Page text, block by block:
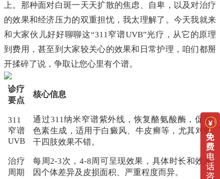
上。那种面对白斑一天天扩散的焦虑、自卑，以及对治疗
的效果和经济压力的双重担忧，我太理解了。今天我就来
和大家伙儿好好聊聊这“311窄谱UVB”光疗，从它的原理
到费用，甚至到大家较关心的效果和日常护理，咱们都掰
开揉碎了说，争取让您心里有个谱。
诊疗
要点
核心信息
311
窄谱
UVB
通过311纳米窄谱紫外线，恢复酪氨酸酶，促黑
色素生成，适用于白癜风、牛皮癣等，尤其对躯
干四肢效果不错。
治疗
周期
每周2-3次，4-8周可呈现效果，具体时长和效果
因个体差异及皮损面积、严重程度而异。